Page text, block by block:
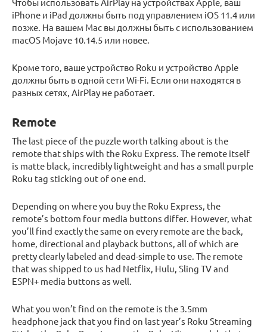
iPhone и iPad должны быть под управлением iOS 11.4 или
позже. На вашем Mac вы должны быть с использованием
macOS Mojave 10.14.5 или новее.
Кроме того, ваше устройство Roku и устройство Apple
должны быть в одной сети Wi-Fi. Если они находятся в
разных сетях, AirPlay не работает.
Remote
The last piece of the puzzle worth talking about is the
remote that ships with the Roku Express. The remote itself
is matte black, incredibly lightweight and has a small purple
Roku tag sticking out of one end.
Depending on where you buy the Roku Express, the
remote’s bottom four media buttons differ. However, what
you’ll find exactly the same on every remote are the back,
home, directional and playback buttons, all of which are
pretty clearly labeled and dead-simple to use. The remote
that was shipped to us had Netflix, Hulu, Sling TV and
ESPN+ media buttons as well.
What you won’t find on the remote is the 3.5mm
headphone jack that you find on last year’s Roku Streaming